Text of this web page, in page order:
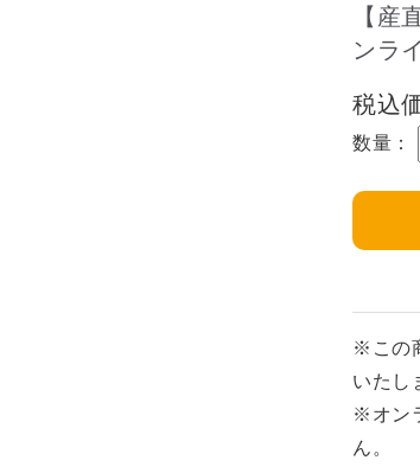
【産
ンラ
税込
数量：
※この
いたし
※オン
ん。